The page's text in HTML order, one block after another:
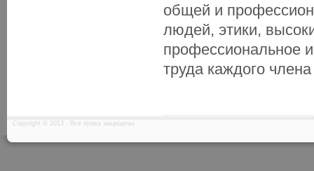
общей и
людей, этики,
профессиональное
труда каждого
Copyright © 2013 - Все права защищены